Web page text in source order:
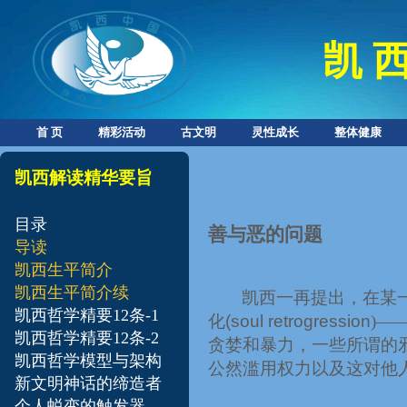
凯
首 页 精彩活动 古文明 灵性成长 整体健康
凯西解读精华要旨
目录
导读
凯西生平简介
凯西生平简介续
凯西哲学精要12条-1
凯西哲学精要12条-2
凯西哲学模型与架构
新文明神话的缔造者
善与恶的问题
凯西一再提出，在某
化(soul retrogression
贪婪和暴力，一些所谓的
公然滥用权力以及这对他